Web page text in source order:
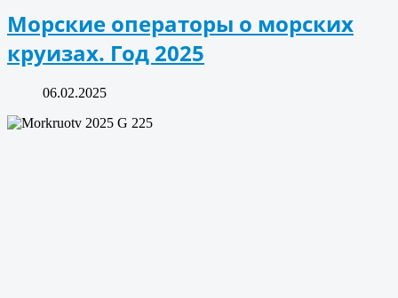
Морские операторы о морских
круизах. Год 2025
06.02.2025